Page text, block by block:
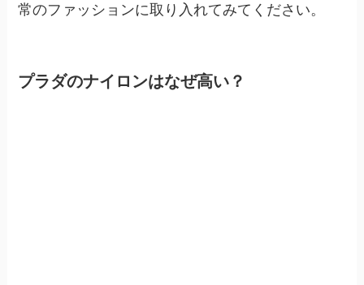
常のファッションに取り入れてみてください。
プラダのナイロンはなぜ高い？